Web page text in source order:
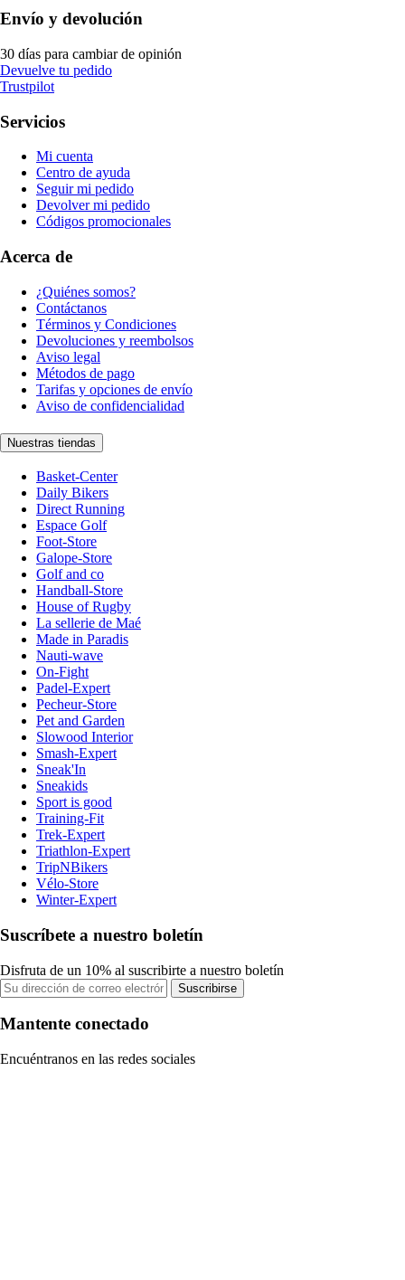
Envío y devolución
30 días para cambiar de opinión
Devuelve tu pedido
Trustpilot
Servicios
Mi cuenta
Centro de ayuda
Seguir mi pedido
Devolver mi pedido
Códigos promocionales
Acerca de
¿Quiénes somos?
Contáctanos
Términos y Condiciones
Devoluciones y reembolsos
Aviso legal
Métodos de pago
Tarifas y opciones de envío
Aviso de confidencialidad
Nuestras tiendas
Basket-Center
Daily Bikers
Direct Running
Espace Golf
Foot-Store
Galope-Store
Golf and co
Handball-Store
House of Rugby
La sellerie de Maé
Made in Paradis
Nauti-wave
On-Fight
Padel-Expert
Pecheur-Store
Pet and Garden
Slowood Interior
Smash-Expert
Sneak'In
Sneakids
Sport is good
Training-Fit
Trek-Expert
Triathlon-Expert
TripNBikers
Vélo-Store
Winter-Expert
Suscríbete a nuestro boletín
Disfruta de un 10% al suscribirte a nuestro boletín
Suscribirse
Mantente conectado
Encuéntranos en las redes sociales